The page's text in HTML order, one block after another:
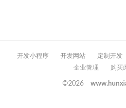
开发小程序 开发网站 定制开发
企业管理
购买
©2026